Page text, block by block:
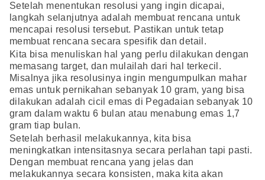
Setelah menentukan resolusi yang ingin dicapai,
langkah selanjutnya adalah membuat rencana untuk
mencapai resolusi tersebut. Pastikan untuk tetap
membuat rencana secara spesifik dan detail.
Kita bisa menuliskan hal yang perlu dilakukan dengan
memasang target, dan mulailah dari hal terkecil.
Misalnya jika resolusinya ingin mengumpulkan mahar
emas untuk pernikahan sebanyak 10 gram, yang bisa
dilakukan adalah cicil emas di Pegadaian sebanyak 10
gram dalam waktu 6 bulan atau menabung emas 1,7
gram tiap bulan.
Setelah berhasil melakukannya, kita bisa
meningkatkan intensitasnya secara perlahan tapi pasti.
Dengan membuat rencana yang jelas dan
melakukannya secara konsisten, maka kita akan